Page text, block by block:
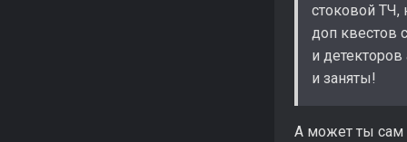
стоковой ТЧ,
доп квестов
и
и заняты!
А может ты сам